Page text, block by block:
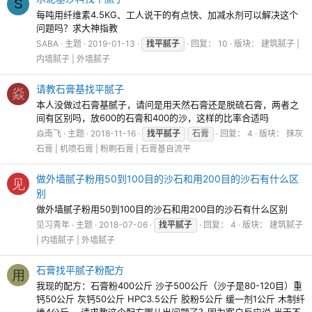
S
每吨用纤维素4.5KG、工人说干的有点快、加减水剂可以解决这个
问题吗？求大神指教
SABA 主题 2019-01-13 找平腻子 回复： 10 版块： 建筑腻子 |
内墙腻子 | 外墙腻子
焱 请教石膏基找平腻子
本人没做过石膏基腻子，请问是用天然石膏还是脱硫石膏，两者之
间有区别吗，放600的石膏和400的沙，这样的比率合适吗
焱南飞 主题 2018-11-16 找平腻子 石膏 回复： 4 版块： 抹灰
石膏 | 机喷石膏 | 粉刷石膏 | 石膏基自流平
见
做外墙腻子粉用50到100目的沙石和用200目的沙石有什么区
别
做外墙腻子粉用50到100目的沙石和用200目的沙石有什么区别
见习青年 主题 2018-07-06 找平腻子 回复： 4 版块： 建筑腻子
| 内墙腻子 | 外墙腻子
用 石膏找平腻子粉配方
我现的配方：石膏粉400公斤 沙子500公斤（沙子是80-120目）重
钙50公斤 灰钙50公斤 HPC3.5公斤 胶粉5公斤 缓一剂1公斤 木制纤